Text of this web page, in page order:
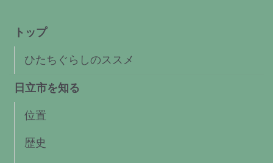
トップ
ひたちぐらしのススメ
日立市を知る
位置
歴史